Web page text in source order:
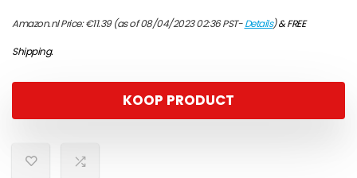
Amazon.nl Price:€11.39(as of 08/04/2023 02:36 PST-Details)&FREE
Shipping.
KOOP PRODUCT